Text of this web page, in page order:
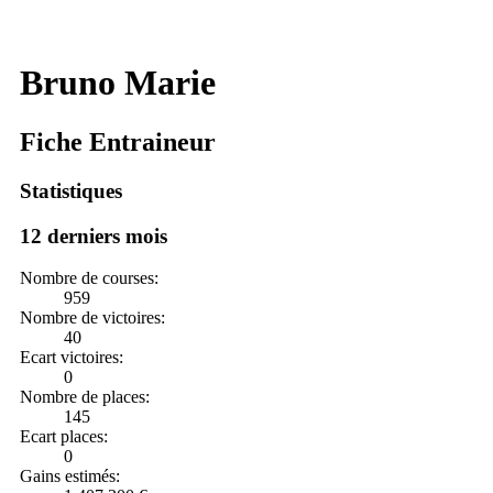
Bruno Marie
Fiche Entraineur
Statistiques
12 derniers mois
Nombre de courses:
959
Nombre de victoires:
40
Ecart victoires:
0
Nombre de places:
145
Ecart places:
0
Gains estimés: